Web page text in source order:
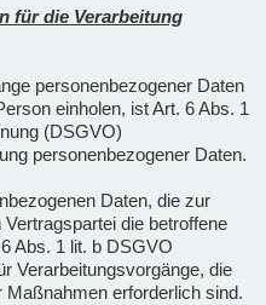
für die Verarbeitung
personenbezogener Daten
einholen, ist Art. 6 Abs. 1
(DSGVO)
personenbezogener Daten.
Daten, die zur
die betroffene
Abs. 1 lit. b DSGVO
Verarbeitungsvorgänge, die
erforderlich sind.